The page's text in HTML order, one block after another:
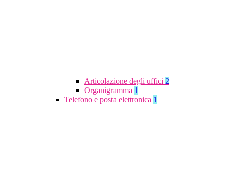
Articolazione degli uffici 2
Organigramma 1
Telefono e posta elettronica 1